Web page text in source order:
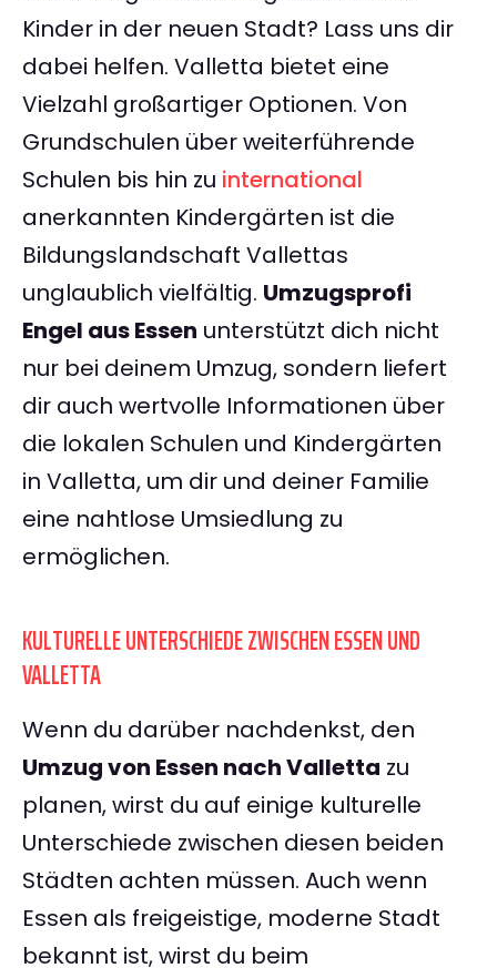
Kinder in der neuen Stadt? Lass uns dir
dabei helfen. Valletta bietet eine
Vielzahl großartiger Optionen. Von
Grundschulen über weiterführende
Schulen bis hin zu international
anerkannten Kindergärten ist die
Bildungslandschaft Vallettas
unglaublich vielfältig. Umzugsprofi
Engel aus Essen unterstützt dich nicht
nur bei deinem Umzug, sondern liefert
dir auch wertvolle Informationen über
die lokalen Schulen und Kindergärten
in Valletta, um dir und deiner Familie
eine nahtlose Umsiedlung zu
ermöglichen.
KULTURELLE UNTERSCHIEDE ZWISCHEN ESSEN UND
VALLETTA
Wenn du darüber nachdenkst, den
Umzug von Essen nach Valletta zu
planen, wirst du auf einige kulturelle
Unterschiede zwischen diesen beiden
Städten achten müssen. Auch wenn
Essen als freigeistige, moderne Stadt
bekannt ist, wirst du beim